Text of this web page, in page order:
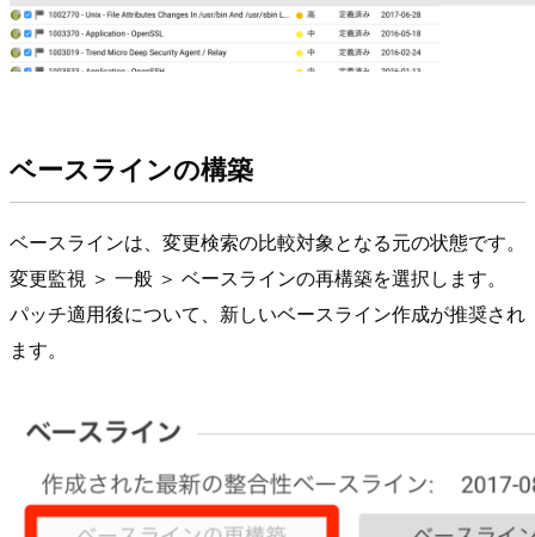
ベースラインの構築
ベースラインは、変更検索の比較対象となる元の状態です。
変更監視 ＞ 一般 ＞ ベースラインの再構築を選択します。
パッチ適用後について、新しいベースライン作成が推奨され
ます。